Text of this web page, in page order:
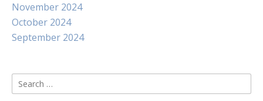
November 2024
October 2024
September 2024
Search
for: